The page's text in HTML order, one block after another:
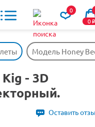
0
0o
Модель Honey
- 3D
Оставить